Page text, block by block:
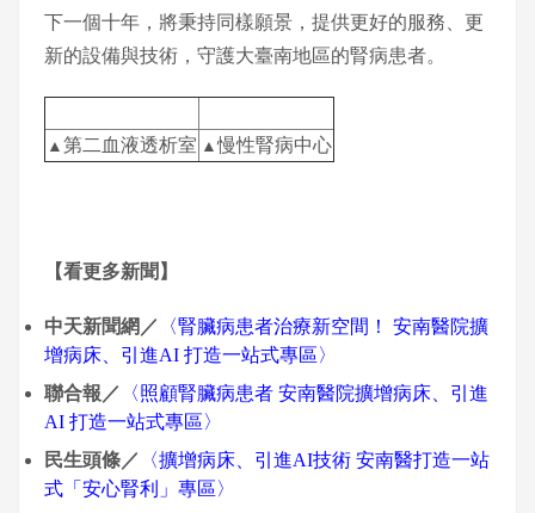
下⼀個⼗年，將秉持同樣願景，提供更好的服務、更
新的設備與技術，守護大臺南地區的腎病患者。
▲ 第二血液透析室 ▲慢性腎病中心
【看更多新聞】
中天新聞網／
〈腎臟病患者治療新空間！ 安南醫院擴
增病床、引進AI 打造一站式專區〉
聯合報／
〈照顧腎臟病患者 安南醫院擴增病床、引進
AI 打造一站式專區〉
民生頭條／
〈擴增病床、引進AI技術 安南醫打造一站
式「安心腎利」專區〉